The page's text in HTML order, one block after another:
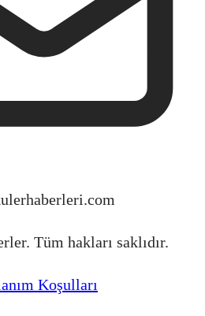
Tüm hakları saklıdır.
Koşulları